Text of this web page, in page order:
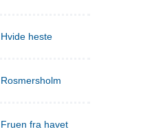
Hvide heste
Rosmersholm
Fruen fra havet